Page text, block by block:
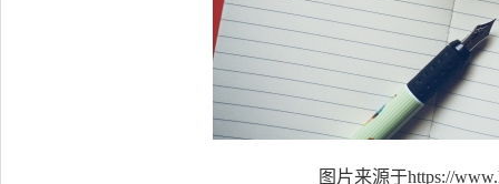
图片来源于https://